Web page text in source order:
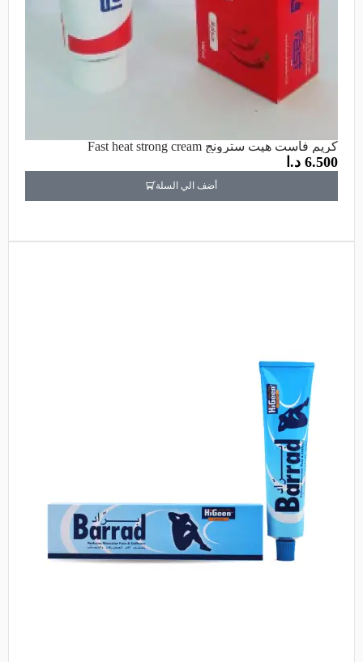
كريم فاست هيت سترونج Fast heat strong cream
6.500 د.ا
أضف الي السلة